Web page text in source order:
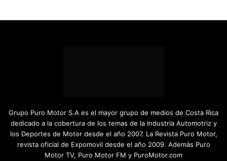
Grupo Puro Motor S.A es el mayor grupo de medios de Costa Rica
dedicado a la cobertura de los temas de la Industria Automotriz y
los Deportes de Motor desde el año 2007. La Revista Puro Motor,
revista oficial de Expomovil desde el año 2009. Además Puro
Motor TV, Puro Motor FM y PuroMotor.com